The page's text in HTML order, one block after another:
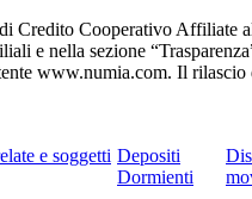
Credito Cooperativo Affiliate
e nella sezione
www.numia.com. Il
e soggetti Depositi
Dormienti